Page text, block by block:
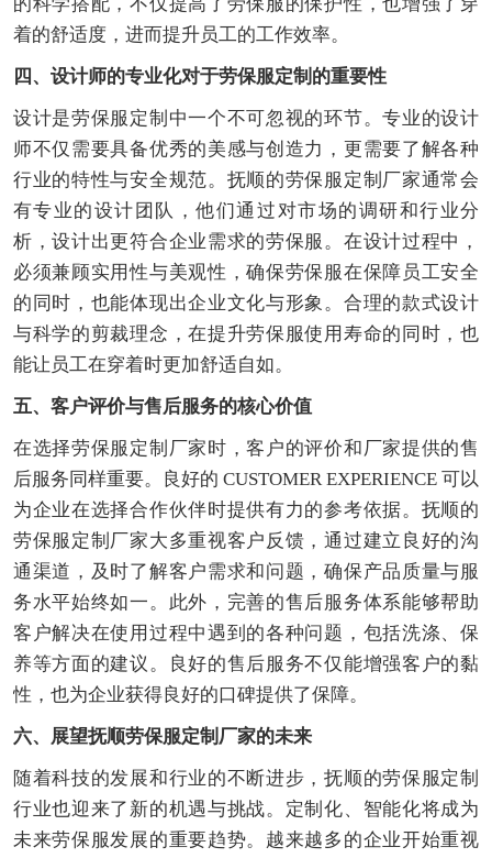
着的舒适度，进而提升员工的工作效率。
四、设计师的专业化对于劳保服定制的重要性
设计是劳保服定制中一个不可忽视的环节。专业的设计
师不仅需要具备优秀的美感与创造力，更需要了解各种
行业的特性与安全规范。抚顺的劳保服定制厂家通常会
有专业的设计团队，他们通过对市场的调研和行业分
析，设计出更符合企业需求的劳保服。在设计过程中，
必须兼顾实用性与美观性，确保劳保服在保障员工安全
的同时，也能体现出企业文化与形象。合理的款式设计
与科学的剪裁理念，在提升劳保服使用寿命的同时，也
能让员工在穿着时更加舒适自如。
五、客户评价与售后服务的核心价值
在选择劳保服定制厂家时，客户的评价和厂家提供的售
后服务同样重要。良好的 CUSTOMER EXPERIENCE 可以
为企业在选择合作伙伴时提供有力的参考依据。抚顺的
劳保服定制厂家大多重视客户反馈，通过建立良好的沟
通渠道，及时了解客户需求和问题，确保产品质量与服
务水平始终如一。此外，完善的售后服务体系能够帮助
客户解决在使用过程中遇到的各种问题，包括洗涤、保
养等方面的建议。良好的售后服务不仅能增强客户的黏
性，也为企业获得良好的口碑提供了保障。
六、展望抚顺劳保服定制厂家的未来
随着科技的发展和行业的不断进步，抚顺的劳保服定制
行业也迎来了新的机遇与挑战。定制化、智能化将成为
未来劳保服发展的重要趋势。越来越多的企业开始重视